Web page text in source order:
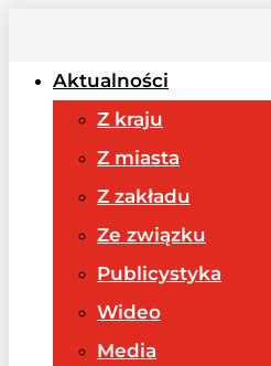
Aktualności
Z kraju
Z miasta
Z zakładu
Ze związku
Publicystyka
Wideo
Media